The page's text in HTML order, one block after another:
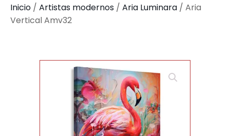
Inicio / Artistas modernos / Aria Luminara / Aria
Vertical Amv32
🔍